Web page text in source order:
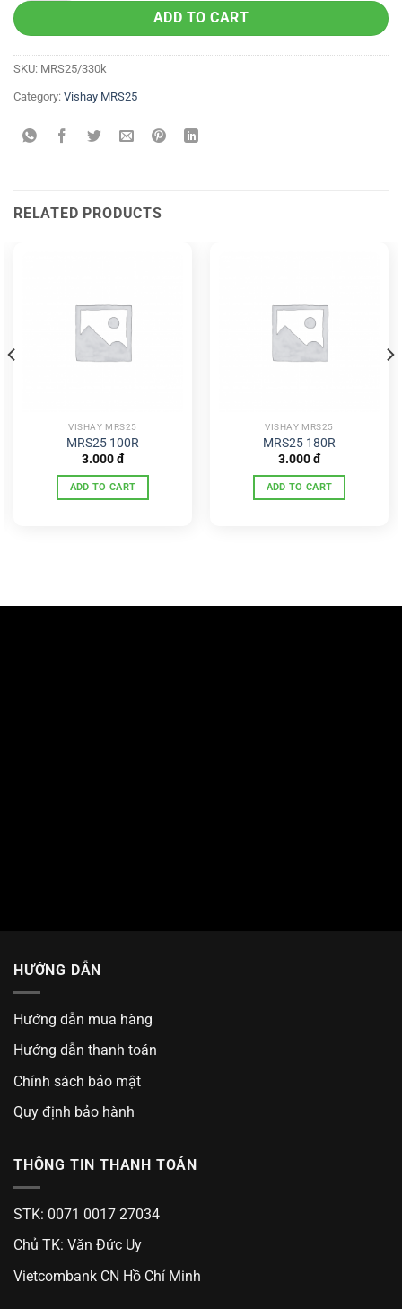
ADD TO CART
SKU: MRS25/330k
Category: Vishay MRS25
RELATED PRODUCTS
VISHAY MRS25
MRS25 100R
3.000đ
ADD TO CART
VISHAY MRS25
MRS25 180R
3.000đ
ADD TO CART
HƯỚNG DẪN
Hướng dẫn mua hàng
Hướng dẫn thanh toán
Chính sách bảo mật
Quy định bảo hành
THÔNG TIN THANH TOÁN
STK: 0071 0017 27034
Chủ TK: Văn Đức Uy
Vietcombank CN Hồ Chí Minh